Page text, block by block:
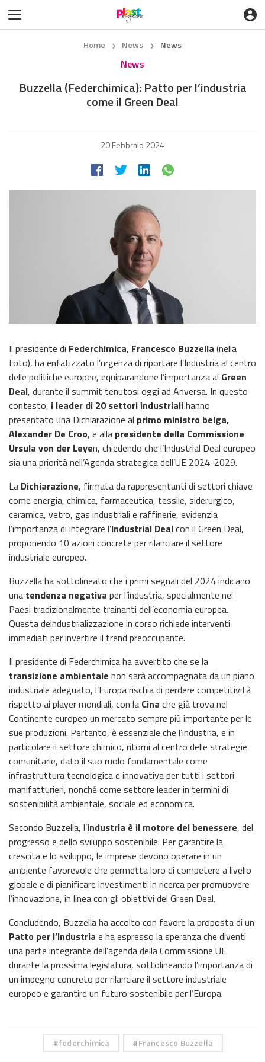
Home ❯ News ❯ News
News
Buzzella (Federchimica): Patto per l’industria
come il Green Deal
20 Febbraio 2024
Il presidente di Federchimica, Francesco Buzzella (nella
foto), ha enfatizzato l’urgenza di riportare l’Industria al centro
delle politiche europee, equiparandone l’importanza al Green
Deal, durante il summit tenutosi oggi ad Anversa. In questo
contesto, i leader di 20 settori industrialihanno
presentato una Dichiarazione al primo ministro belga,
Alexander De Croo, e alla presidente della Commissione
Ursula von der Leyen, chiedendo che l’Industrial Deal europeo
sia una priorità nell’Agenda strategica dell’UE 2024-2029.
La Dichiarazione, firmata da rappresentanti di settori chiave
come energia, chimica, farmaceutica, tessile, siderurgico,
ceramica, vetro, gas industriali e raffinerie, evidenzia
l’importanza di integrare l’Industrial Dealcon il Green Deal,
proponendo 10 azioni concrete per rilanciare il settore
industriale europeo.
Buzzella ha sottolineato che i primi segnali del 2024 indicano
una tendenza negativa per l’industria, specialmente nei
Paesi tradizionalmente trainanti dell’economia europea.
Questa deindustrializzazione in corso richiede interventi
immediati per invertire il trend preoccupante.
Il presidente di Federchimica ha avvertito che se la
transizione ambientale non sarà accompagnata da un piano
industriale adeguato, l’Europa rischia di perdere competitività
rispetto ai player mondiali, con la Cina che già trova nel
Continente europeo un mercato sempre più importante per le
sue produzioni. Pertanto, è essenziale che l’industria, e in
particolare il settore chimico, ritorni al centro delle strategie
comunitarie, dato il suo ruolo fondamentale come
infrastruttura tecnologica e innovativa per tutti i settori
manifatturieri, nonché come settore leader in termini di
sostenibilità ambientale, sociale ed economica.
Secondo Buzzella, l’industria è il motore del benessere, del
progresso e dello sviluppo sostenibile. Per garantire la
crescita e lo sviluppo, le imprese devono operare in un
ambiente favorevole che permetta loro di competere a livello
globale e di pianificare investimenti in ricerca per promuovere
l’innovazione, in linea con gli obiettivi del Green Deal.
Concludendo, Buzzella ha accolto con favore la proposta di un
Patto per l’Industria e ha espresso la speranza che diventi
una parte integrante dell’agenda della Commissione UE
durante la prossima legislatura, sottolineando l’importanza di
un impegno concreto per rilanciare il settore industriale
europeo e garantire un futuro sostenibile per l’Europa.
federchimica Francesco Buzzella